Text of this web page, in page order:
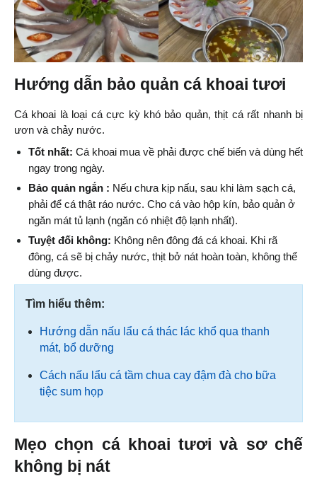
Hướng dẫn bảo quản cá khoai tươi
Cá khoai là loại cá cực kỳ khó bảo quản, thịt cá rất nhanh bị
ươn và chảy nước.
Tốt nhất: Cá khoai mua về phải được chế biến và dùng hết
ngay trong ngày.
Bảo quản ngắn : Nếu chưa kịp nấu, sau khi làm sạch cá,
phải để cá thật ráo nước. Cho cá vào hộp kín, bảo quản ở
ngăn mát tủ lạnh (ngăn có nhiệt độ lạnh nhất).
Tuyệt đối không: Không nên đông đá cá khoai. Khi rã
đông, cá sẽ bị chảy nước, thịt bở nát hoàn toàn, không thể
dùng được.
Tìm hiểu thêm:
Hướng dẫn nấu lẩu cá thác lác khổ qua thanh
mát, bổ dưỡng
Cách nấu lẩu cá tầm chua cay đậm đà cho bữa
tiệc sum họp
Mẹo chọn cá khoai tươi và sơ chế
không bị nát